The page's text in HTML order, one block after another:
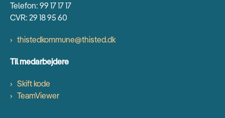
Telefon: 99 17 17 17
CVR: 29 18 95 60
thistedkommune@thisted.dk
Til medarbejdere
Skift kode
TeamViewer